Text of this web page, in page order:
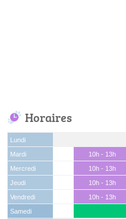
Horaires
Lundi
Mardi
10h - 13h
Mercredi
10h - 13h
Jeudi
10h - 13h
Vendredi
10h - 13h
Samedi